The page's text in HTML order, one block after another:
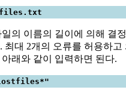
의 이름의 길이에 의해 결
최대 2개의 오류를 허용하고
래와 같이 입력하면 된다.